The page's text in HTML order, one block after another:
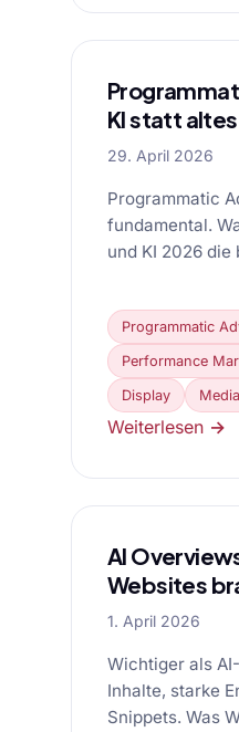
KI statt
29. April 2026
Programmatic
fundamental.
und KI 2026 die
Programmatic
Performance
Display
Weiterlesen →
AI
Websites
1. April 2026
Wichtiger als
Inhalte, starke
Snippets. Was